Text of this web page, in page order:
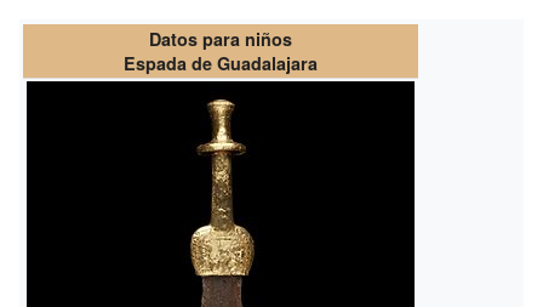
Datos para niños
Espada de Guadalajara